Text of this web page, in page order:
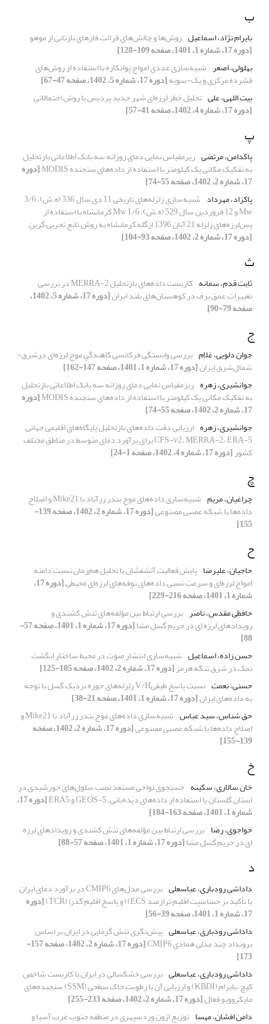
ب
بایرام نژاد، اسماعیل روش‌ها و چالش‌های قرائت فازهای بازتابی از موهو
[دوره 17، شماره 1، 1401، صفحه 109-128]
بهلولی، اصغر شبیه‌سازی عددی امواج پوانکاره با استفاده از روش‌های
فشرده مرکزی و یک-سویه[دوره 17، شماره 5، 1402، صفحه 47-67]
بیت اللهی، علی تحلیل خطر لرزه‌ای شهر جدید پردیس با روش احتمالاتی
[دوره 17، شماره 4، 1402، صفحه 41-57]
پ
پاکدامن، مرتضی ریزمقیاس نمایی دمای روزانه سه بانک اطلاعاتی بازتحلیل
به تفکیک مکانی یک کیلومتر با استفاده از داده‌های سنجنده MODIS [دوره
17، شماره 2، 1402، صفحه 55-74]
پاکزاد، مهرداد
شبیه‌سازی زلزله‌های تاریخی 11 دی سال 336 (ه.ش)، 3/6
Mw و 12 فروردین سال 529 (ه.ش)، 1/6 Mw کرمانشاه با استفاده از
پس‌لرزه‌های زلزله 21 آبان 1396 ازگله کرمانشاه به روش تابع تجربی گرین
[دوره 17، شماره 2، 1402، صفحه 93-104]
ث
ثابت قدم، سمانه کاربست داده‌های بازتحلیل MERRA-2 در بررسی
تغییرات عمق برف در کوهستان‌های بلند ایران [دوره 17، شماره 5، 1402،
صفحه 79-90]
ج
جوان دلویی، غلام بررسی وابستگی فرکانسی ﻛﺎﻫﻨﺪﮔﻲ موج لرزه‌ای درشرق-
شمال‌شرق ایران[دوره 17، شماره 1، 1401، صفحه 147-162]
جوانشیری، زهره ریزمقیاس نمایی دمای روزانه سه بانک اطلاعاتی بازتحلیل
به تفکیک مکانی یک کیلومتر با استفاده از داده‌های سنجنده MODIS [دوره
17، شماره 2، 1402، صفحه 55-74]
جوانشیری، زهره ارزیابی دقت داده‌های بازتحلیل پایگاه‌های اقلیمی جهانی
CFS-v2، MERRA-2، ERA-5 برای برآورد دمای متوسط در مناطق مختلف
کشور[دوره 17، شماره 4، 1402، صفحه 1-24]
چ
چراغیان، مریم شبیه‌سازی‌ داده‌های موج بندر زرآباد با Mike21 و اصلاح
داده‌ها با شبکه عصبی مصنوعی [دوره 17، شماره 2، 1402، صفحه 139-
155]
ح
حاجیان، علیرضا پایش فعالیت آتشفشان با تحلیل هم‌زمان نسبت دامنه
امواج لرزه‌ای و سرعت نسبی داده‌های نوفه‌های لرزه‌ای محیطی [دوره 17،
شماره 1، 1401، صفحه 216-229]
حافظی مقدس، ناصر بررسی ارتباط بین مؤلفه‌های تنش کشندی و
رویدادهای لرزه‌ ای در حریم گسل مشا [دوره 17، شماره 1، 1401، صفحه 57-
88]
حسن زاده، اسماعیل شبیه‌سازی انتشار صوت در محیط ساختار انگشت
نمک در شرق تنگه هرمز[دوره 17، شماره 2، 1402، صفحه 105-125]
حسنی، نعمت
نسبت پاسخ طیفیV/H زلزله‌های حوزه نزدیک گسل با توجه
به داده‌های ایران[دوره 17، شماره 1، 1401، صفحه 21-38]
حق شناس، سید عباس
شبیه‌سازی‌ داده‌های موج بندر زرآباد با Mike21 و
اصلاح داده‌ها با شبکه عصبی مصنوعی [دوره 17، شماره 2، 1402، صفحه
139-155]
خ
خان سالاری، سکینه جستجوی نواحی مستعد نصب سلول‌های خورشیدی در
استان گلستان با استفاده از داده‌های دیده‌بانی، GEOS-5 و ERA5 [دوره 17،
شماره 1، 1401، صفحه 163-184]
خواجوی، رضا بررسی ارتباط بین مؤلفه‌های تنش کشندی و رویدادهای لرزه‌
ای در حریم گسل مشا[دوره 17، شماره 1، 1401، صفحه 57-88]
د
داداشی رودباری، عباسعلی بررسی مدل‌های CMIP6 در برآورد دمای ایران
با تأکید بر حساسیت اقلیم ترازمند ECS)) و پاسخ اقلیم گذرا (TCR) [دوره
17، شماره 1، 1401، صفحه 39-56]
داداشی رودباری، عباسعلی پیش‌نگری تنش گرمایی در ایران بر اساس
برونداد چند مدلی همادی CMIP6 [دوره 17، شماره 2، 1402، صفحه 157-
173]
داداشی رودباری، عباسعلی بررسی خشکسالی در ایران با کاربست شاخص
کیچ – بایرام (KBDI) و ارزیابی آن با رطوبت خاک سطحی (SSM) سنجنده‌های
مایکروویو فعال[دوره 17، شماره 2، 1402، صفحه 233-255]
دامن افشان، مهسا توزیع ازون وردسپهری در منطقه جنوب غرب آسیا و